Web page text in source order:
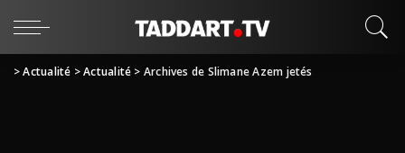
>Actualité >Actualité > Archives de Slimane Azem jetés